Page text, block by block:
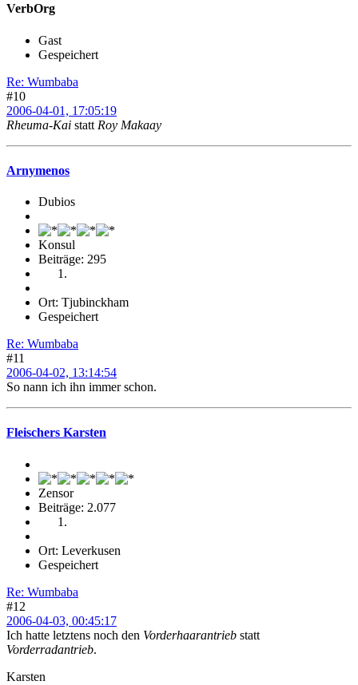
VerbOrg
Gast
Gespeichert
Re: Wumbaba
#10
2006-04-01, 17:05:19
Rheuma-Kai statt Roy Makaay
Arnymenos
Dubios
Konsul
Beiträge: 295
Ort: Tjubinckham
Gespeichert
Re: Wumbaba
#11
2006-04-02, 13:14:54
So nann ich ihn immer schon.
Fleischers Karsten
Zensor
Beiträge: 2.077
Ort: Leverkusen
Gespeichert
Re: Wumbaba
#12
2006-04-03, 00:45:17
Ich hatte letztens noch den Vorderhaarantrieb statt
Vorderradantrieb.
Karsten